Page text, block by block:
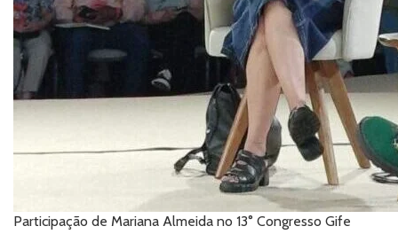
Participação de Mariana Almeida no 13° Congresso Gife